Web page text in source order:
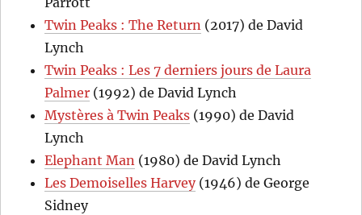
Twin Peaks : The Return (2017) de David
Lynch
Twin Peaks : Les 7 derniers jours de Laura
Palmer (1992) de David Lynch
Mystères à Twin Peaks (1990) de David
Lynch
Elephant Man (1980) de David Lynch
Les Demoiselles Harvey(1946) de George
Sidney